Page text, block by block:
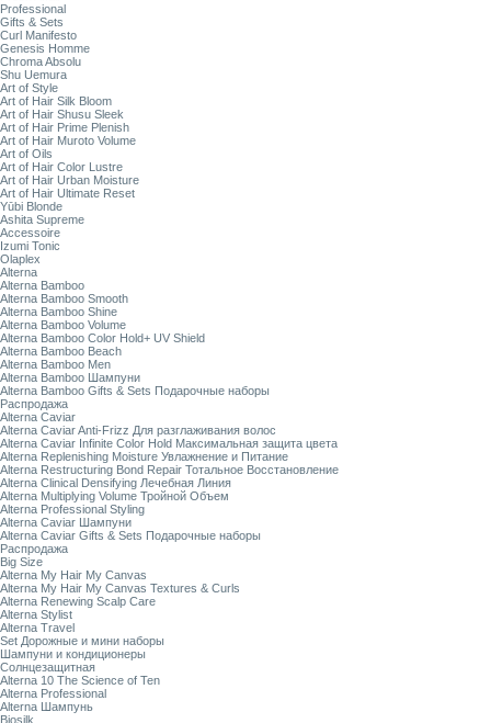
Professional
Gifts & Sets
Curl Manifesto
Genesis Homme
Chroma Absolu
Shu Uemura
Art of Style
Art of Hair Silk Bloom
Art of Hair Shusu Sleek
Art of Hair Prime Plenish
Art of Hair Muroto Volume
Art of Oils
Art of Hair Color Lustre
Art of Hair Urban Moisture
Art of Hair Ultimate Reset
Yūbi Blonde
Ashita Supreme
Accessoire
Izumi Tonic
Olaplex
Alterna
Alterna Bamboo
Alterna Bamboo Smooth
Alterna Bamboo Shine
Alterna Bamboo Volume
Alterna Bamboo Color Hold+ UV Shield
Alterna Bamboo Beach
Alterna Bamboo Men
Alterna Bamboo Шампуни
Alterna Bamboo Gifts & Sets Подарочные наборы
Распродажа
Alterna Caviar
Alterna Caviar Anti-Frizz Для разглаживания волос
Alterna Caviar Infinite Color Hold Максимальная защита цвета
Alterna Replenishing Moisture Увлажнение и Питание
Alterna Restructuring Bond Repair Тотальное Восстановление
Alterna Clinical Densifying Лечебная Линия
Alterna Multiplying Volume Тройной Объем
Alterna Professional Styling
Alterna Caviar Шампуни
Alterna Caviar Gifts & Sets Подарочные наборы
Распродажа
Big Size
Alterna My Hair My Canvas
Alterna My Hair My Canvas Textures & Curls
Alterna Renewing Scalp Care
Alterna Stylist
Alterna Travel
Set Дорожные и мини наборы
Шампуни и кондиционеры
Солнцезащитная
Alterna 10 The Science of Ten
Alterna Professional
Alterna Шампунь
Biosilk